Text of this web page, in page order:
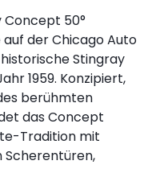
50°
der Chicago Auto
Stingray
1959. Konzipiert,
berühmten
das Concept
Tradition mit
Scherentüren,